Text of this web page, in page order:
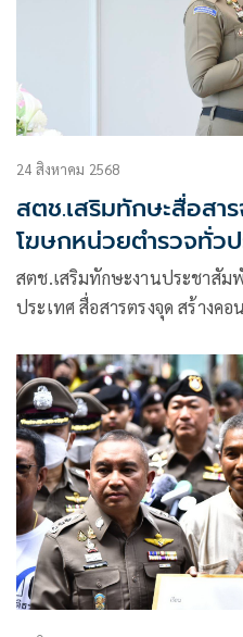
24 สิงหาคม 2568
สตช.เสริมทักษะสื่อสา
โฆษกหน่วยตำรวจทั่วป
สตช.เสริมทักษะงานประชาสั
ประเทศ สื่อสารตรงจุด สร้างคอ